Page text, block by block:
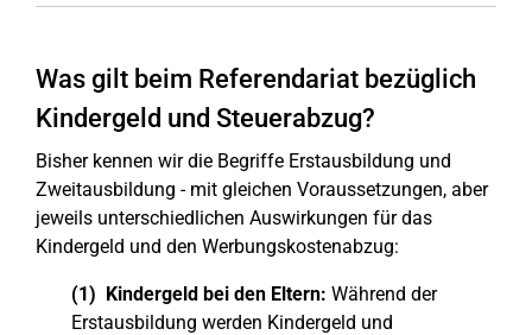
Was gilt beim Referendariat bezüglich
Kindergeld und Steuerabzug?
Bisher kennen wir die Begriffe Erstausbildung und
Zweitausbildung - mit gleichen Voraussetzungen, aber
jeweils unterschiedlichen Auswirkungen für das
Kindergeld und den Werbungskostenabzug:
(1) Kindergeld bei den Eltern: Während der
Erstausbildung werden Kindergeld und